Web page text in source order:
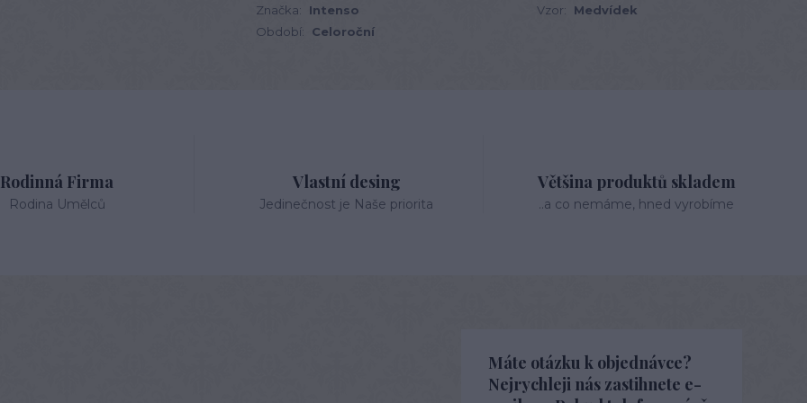
Značka: Intenso Vzor:
Medvídek
Období:
Celoroční
Rodinná Firma
Rodina Umělců
Vlastní desing
Jedinečnost je Naše priorita
Většina produktů skladem
..a co nemáme, hned vyrobíme
Máte otázku k objednávce?
Nejrychleji nás zastihnete e-